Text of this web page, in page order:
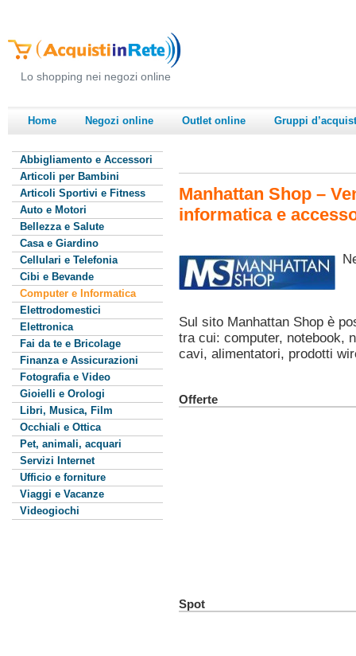
Lo shopping nei negozi online
Home Negozi online Outlet online Gruppi
Abbigliamento e Accessori
Articoli per Bambini
Articoli Sportivi e Fitness
Auto e Motori
Bellezza e Salute
Casa e Giardino
Cellulari e Telefonia
Cibi e Bevande
Computer e Informatica
Elettrodomestici
Elettronica
Fai da te e Bricolage
Finanza e Assicurazioni
Fotografia e Video
Gioielli e Orologi
Libri, Musica, Film
Occhiali e Ottica
Pet, animali, acquari
Servizi Internet
Ufficio e forniture
Viaggi e Vacanze
Videogiochi
Manhattan Shop –
informatica e
Sul sito Manhattan Shop è
tra cui: computer, notebook,
cavi, alimentatori, prodotti
Offerte
Spot